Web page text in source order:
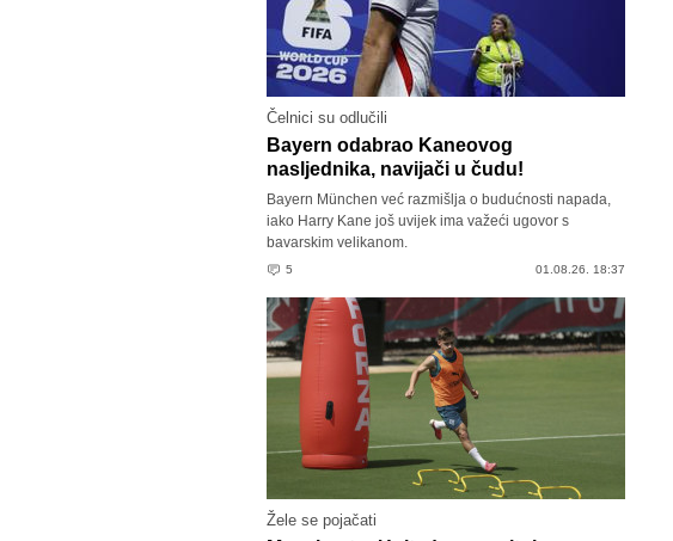
Čelnici su odlučili
Bayern odabrao Kaneovog
nasljednika, navijači u čudu!
Bayern München već razmišlja o budućnosti napada,
iako Harry Kane još uvijek ima važeći ugovor s
bavarskim velikanom.
5 01.08.26. 18:37
Žele se pojačati